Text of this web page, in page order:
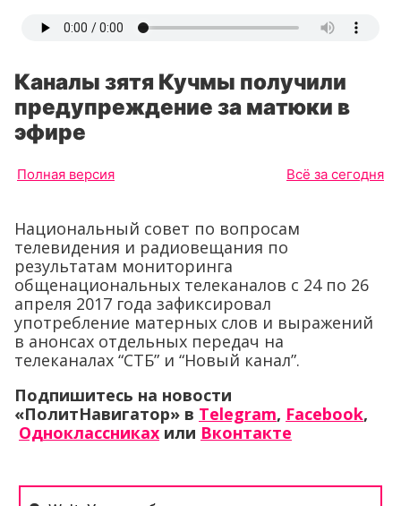
Каналы зятя Кучмы получили
предупреждение за матюки в
эфире
Полная версия Всё за сегодня
Национальный совет по вопросам
телевидения и радиовещания по
результатам мониторинга
общенациональных телеканалов с 24 по 26
апреля 2017 года зафиксировал
употребление матерных слов и выражений
в анонсах отдельных передач на
телеканалах “СТБ” и “Новый канал”.
Подпишитесь на новости
«ПолитНавигатор» в Telegram, Facebook,
Одноклассниках или Вконтакте